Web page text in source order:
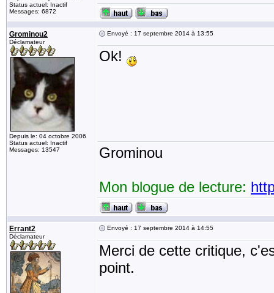
Status actuel: Inactif
Messages: 6872
Grominou2
Déclamateur
Depuis le: 04 octobre 2006
Status actuel: Inactif
Messages: 13547
Envoyé : 17 septembre 2014 à 13:55
Ok!
Grominou
Mon blogue de lecture:
Errant2
Déclamateur
Envoyé : 17 septembre 2014 à 14:55
Merci de cette critique,
point.